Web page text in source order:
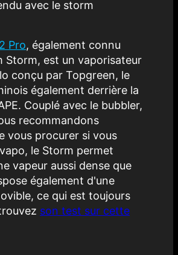
Pro, également connu
Storm, est un vaporisateur
conçu par Topgreen, le
également derrière la
Couplé avec le bubbler,
recommandons
vous procurer si vous
le Storm permet
vapeur aussi dense que
également d'une
ce qui est toujours
son test sur cette